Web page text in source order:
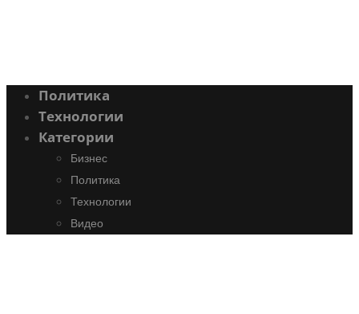
Политика
Технологии
Категории
Бизнес
Политика
Технологии
Видео